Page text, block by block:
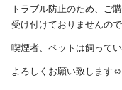
トラブル防止のため、ご
受け付けておりませんので
喫煙者、ペットは飼ってい
よろしくお願い致します☺︎